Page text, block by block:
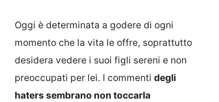
Oggi è determinata a godere di ogni
momento che la vita le offre, soprattutto
desidera vedere i suoi figli sereni e non
preoccupati per lei. I commenti degli
haters sembrano non toccarla